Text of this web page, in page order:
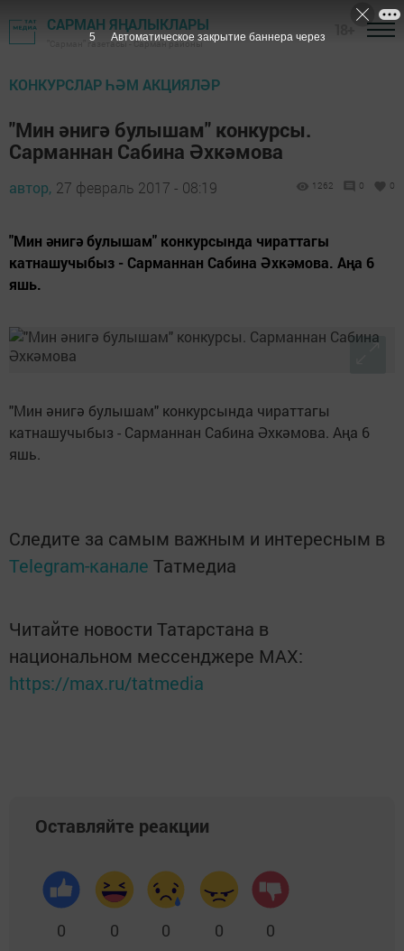
САРМАН ЯҢАЛЫКЛАРЫ
"Сарман" газетасы - Сарман районы
КОНКУРСЛАР ҺӘМ АКЦИЯЛӘР
"Мин әнигә булышам" конкурсы.
Сарманнан Сабина Әхкәмова
автор, 27 февраль 2017 - 08:19 1262 0 0
"Мин әнигә булышам" конкурсында чираттагы
катнашучыбыз - Сарманнан Сабина Әхкәмова. Аңа 6
яшь.
"Мин әнигә булышам" конкурсында чираттагы
катнашучыбыз - Сарманнан Сабина Әхкәмова. Аңа 6
яшь.
Следите за самым важным и интересным в
Telegram-канале Татмедиа
Читайте новости Татарстана в
национальном мессенджере MАХ:
https://max.ru/tatmedia
Оставляйте реакции
0 0 0 0 0
4 Автоматическое закрытие баннера через